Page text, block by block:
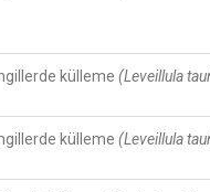
külleme (Leveillula
külleme (Leveillula